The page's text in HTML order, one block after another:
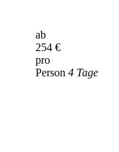
ab
254 €
pro
Person 4 Tage